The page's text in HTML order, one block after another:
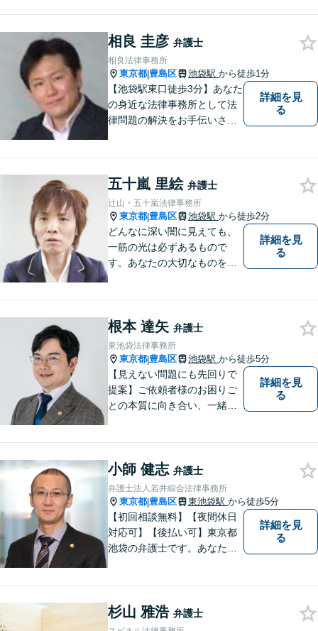
離婚に伴い派生して生ずる各
種の問題（慰謝料、養育費、
面会交流等）に対応
相良 圭彦 弁護士
相良法律事務所
東京都|豊島区 池袋駅 から徒歩1分
【池袋駅東口徒歩3分】あなた
の身近な法律事務所として法
律問題の解決をお手伝いさせ
詳細を見
る
五十嵐 里絵 弁護士
辻山・五十嵐法律事務所
東京都|豊島区 池袋駅 から徒歩2分
どんなに深い闇に見えても、
一筋の光は必ずあるもので
す。あなたの大切なものを守
う。 弁護士は、悩むあなたの
強くて優しい最強・最良のパ
ートナーです。
詳細を見
る
根本 達矢 弁護士
東池袋法律事務所
東京都|豊島区 池袋駅 から徒歩5分
【見えない問題にも先回りで
提案】ご依頼者様のお困りご
との本質に向き合い、一緒に
りつけ医」として、お気軽に
ご相談ください。不動産・相
続問題もワンストップ対応
可！池袋駅徒歩5分
詳細を見
る
小師 健志 弁護士
弁護士法人若井綜合法律事務所
東京都|豊島区 東池袋駅 から徒歩5分
【初回相談無料】【夜間休日
対応可】【後払い可】東京都
池袋の弁護士です。あなたに
談ください。
詳細を見
る
杉山 雅浩 弁護士